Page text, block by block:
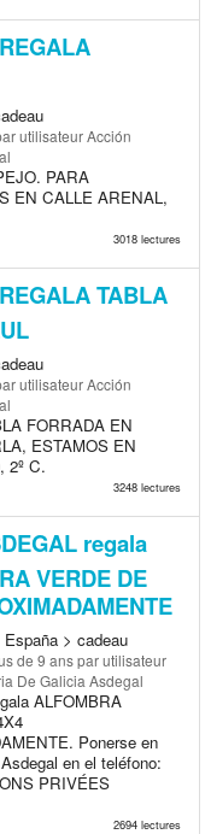
utilisateur Acción
PARA
EN CALLE ARENAL,
3018 lectures
TABLA
utilisateur Acción
FORRADA EN
ESTAMOS EN
2º C.
3248 lectures
regala
VERDE DE
> cadeau
de 9 anspar utilisateur
De Galicia Asdegal
ALFOMBRA
Ponerse en
en el teléfono:
PRIVÉES
2694 lectures